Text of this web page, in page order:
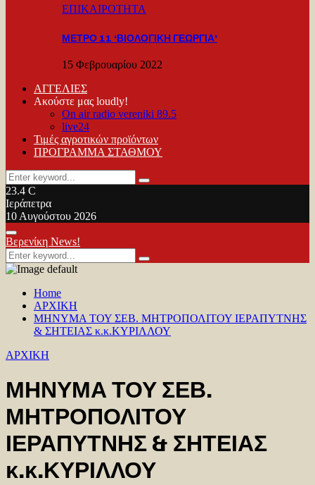
ΕΠΙΚΑΙΡΟΤΗΤΑ
ΜΕΤΡΟ 11 ‘ΒΙΟΛΟΓΙΚΗ ΓΕΩΡΓΙΑ’
15 Φεβρουαρίου 2022
ΑΓΓΕΛΙΕΣ
Ακούστε μας loudly!
On air radio vereniki 89.5
live24
Τιμές αγροτικών προϊόντων
ΠΡΟΓΡΑΜΜΑ ΣΤΑΘΜΟΥ
Search
for:
Search
23.4 C
Ιεράπετρα
10 Αυγούστου 2026
Facebook
Twitter
Youtube
Primary
Menu
Βερενίκη News!
Search
for:
Search
Home
ΑΡΧΙΚΗ
ΜΗΝΥΜΑ ΤΟΥ ΣΕΒ. ΜΗΤΡΟΠΟΛΙΤΟΥ ΙΕΡΑΠΥΤΝΗΣ
& ΣΗΤΕΙΑΣ κ.κ.ΚΥΡΙΛΛΟΥ
ΑΡΧΙΚΗ
ΜΗΝΥΜΑ ΤΟΥ ΣΕΒ.
ΜΗΤΡΟΠΟΛΙΤΟΥ
ΙΕΡΑΠΥΤΝΗΣ & ΣΗΤΕΙΑΣ
κ.κ.ΚΥΡΙΛΛΟΥ